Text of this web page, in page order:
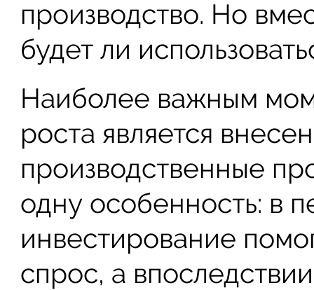
производство. Но
будет ли
Наиболее важным
роста является
производственные
одну особенность: в
инвестирование
спрос, а